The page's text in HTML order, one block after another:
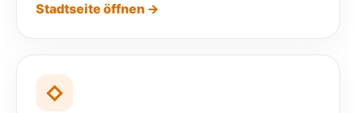
Stadtseite öffnen →
◇